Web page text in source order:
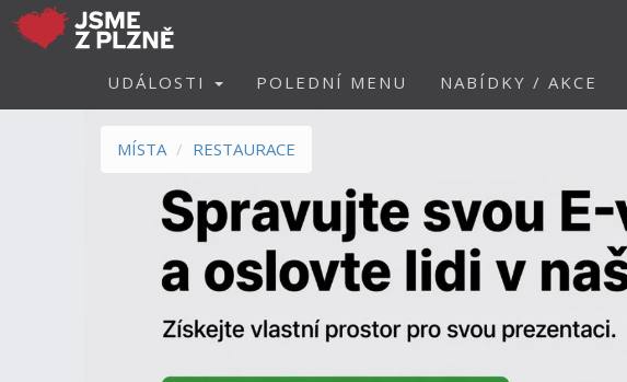
UDÁLOSTI POLEDNÍ MENU NABÍDKY / AKCE
MÍSTA RESTAURACE